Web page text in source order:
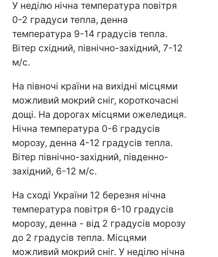
У неділю нічна температура повітря
0-2 градуси тепла, денна
температура 9-14 градусів тепла.
Вітер східний, північно-західний, 7-12
м/с.
На півночі країни на вихідні місцями
можливий мокрий сніг, короткочасні
дощі. На дорогах місцями ожеледиця.
Нічна температура 0-6 градусів
морозу, денна 4-12 градусів тепла.
Вітер північно-західний, південно-
західний, 6-12 м/с.
На сході України 12 березня нічна
температура повітря 6-10 градусів
морозу, денна - від 2 градусів морозу
до 2 градусів тепла. Місцями
можливий мокрий сніг. У неділю нічна